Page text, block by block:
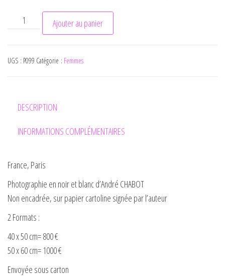
quantité de Dernier regard
Ajouter au panier
UGS : P099 Catégorie : Femmes
DESCRIPTION
INFORMATIONS COMPLÉMENTAIRES
France, Paris
Photographie en noir et blanc d’André CHABOT
Non encadrée, sur papier cartoline signée par l’auteur
2 Formats :
40 x 50 cm= 800 €
50 x 60 cm= 1000 €
Envoyée sous carton